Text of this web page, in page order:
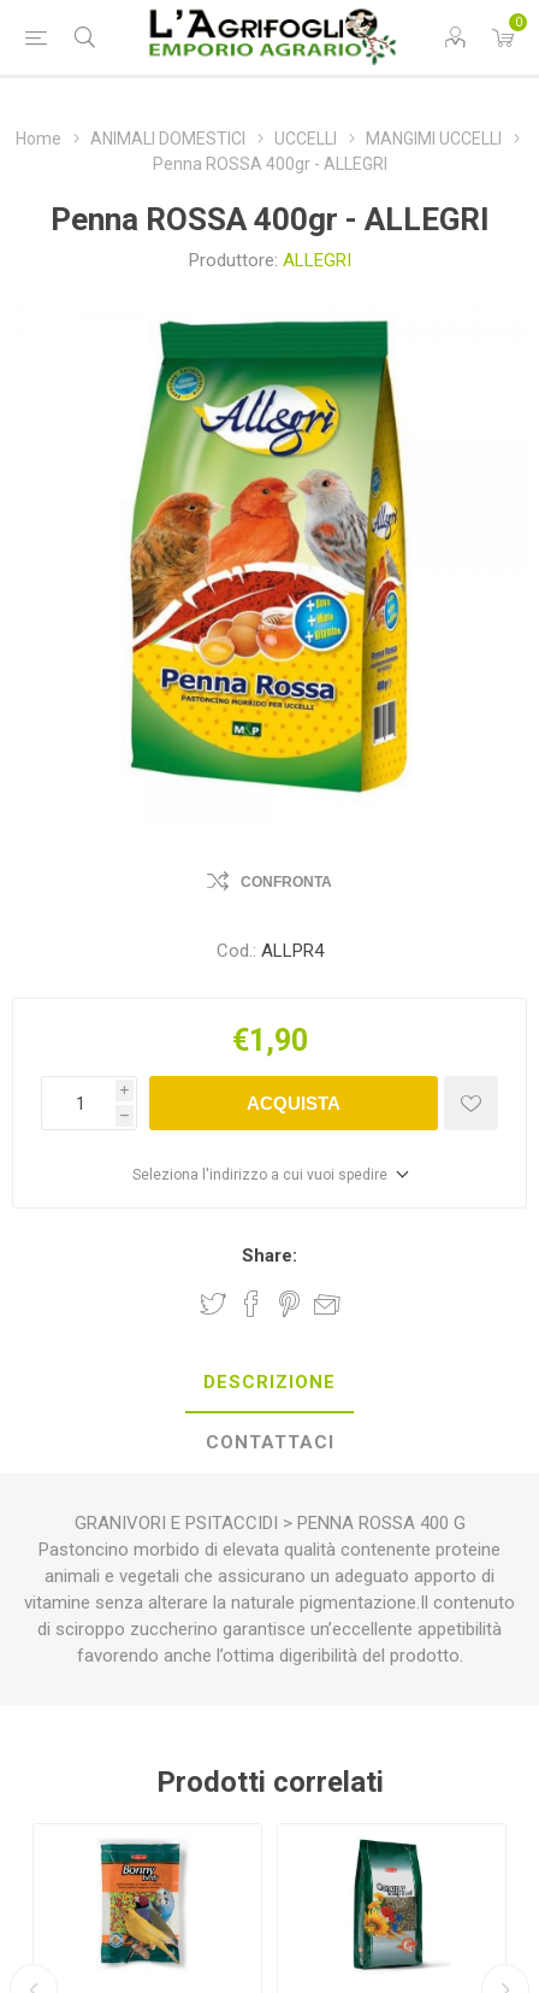
0
Home ANIMALI DOMESTICI UCCELLI
MANGIMI UCCELLI
Penna ROSSA 400gr - ALLEGRI
Penna ROSSA 400gr - ALLEGRI
Produttore: ALLEGRI
CONFRONTA
Cod.: ALLPR4
€1,90
i
h
ACQUISTA
Seleziona l'indirizzo a cui vuoi spedire
Share:
DESCRIZIONE
CONTATTACI
GRANIVORI E PSITACCIDI > PENNA ROSSA 400 G
Pastoncino morbido di elevata qualità contenente proteine
animali e vegetali che assicurano un adeguato apporto di
vitamine senza alterare la naturale pigmentazione.Il contenuto
di sciroppo zuccherino garantisce un’eccellente appetibilità
favorendo anche l’ottima digeribilità del prodotto.
Prodotti correlati